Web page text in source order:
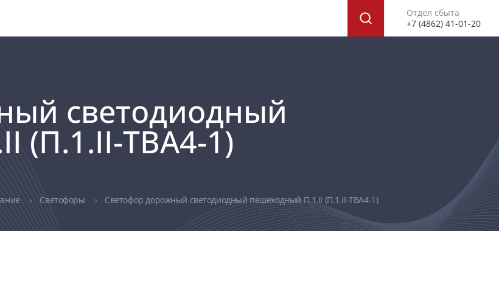
Отдел сбыта
+7 (4862) 41-01-20
светодиодный
(П.1.II-ТВА4-1)
Светофоры Светофор дорожный светодиодный пешеходный П.1.II (П.1.II-ТВА4-1)